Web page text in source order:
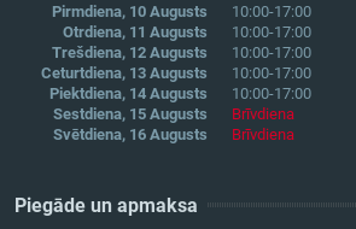
Pirmdiena, 10 Augusts
10:00-17:00
Otrdiena, 11 Augusts
10:00-17:00
Trešdiena, 12 Augusts
10:00-17:00
Ceturtdiena, 13 Augusts
10:00-17:00
Piektdiena, 14 Augusts
10:00-17:00
Sestdiena, 15 Augusts
Brīvdiena
Svētdiena, 16 Augusts
Brīvdiena
Piegāde un apmaksa